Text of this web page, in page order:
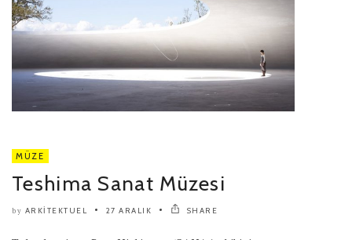
MÜZE
Teshima Sanat Müzesi
by ARKITEKTUEL 27 ARALIK SHARE